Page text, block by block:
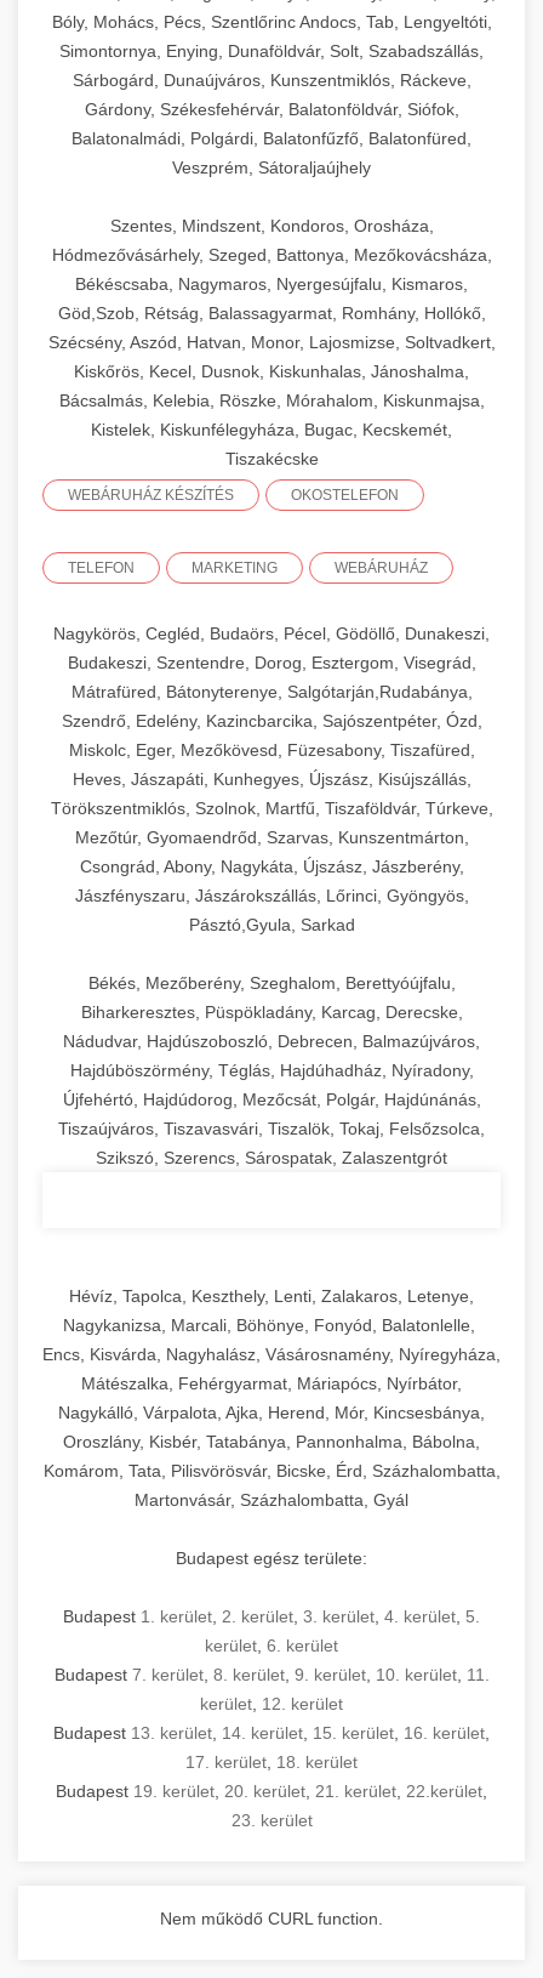
Bóly, Mohács, Pécs, Szentlőrinc Andocs, Tab, Lengyeltóti,
Simontornya, Enying, Dunaföldvár, Solt, Szabadszállás,
Sárbogárd, Dunaújváros, Kunszentmiklós, Ráckeve,
Gárdony, Székesfehérvár, Balatonföldvár, Siófok,
Balatonalmádi, Polgárdi, Balatonfűzfő, Balatonfüred,
Veszprém, Sátoraljaújhely
Szentes, Mindszent, Kondoros, Orosháza,
Hódmezővásárhely, Szeged, Battonya, Mezőkovácsháza,
Békéscsaba, Nagymaros, Nyergesújfalu, Kismaros,
Göd,Szob, Rétság, Balassagyarmat, Romhány, Hollókő,
Szécsény, Aszód, Hatvan, Monor, Lajosmizse, Soltvadkert,
Kiskőrös, Kecel, Dusnok, Kiskunhalas, Jánoshalma,
Bácsalmás, Kelebia, Röszke, Mórahalom, Kiskunmajsa,
Kistelek, Kiskunfélegyháza, Bugac, Kecskemét,
Tiszakécske
WEBÁRUHÁZ KÉSZÍTÉS OKOSTELEFON
TELEFON MARKETING WEBÁRUHÁZ
Nagykörös, Cegléd, Budaörs, Pécel, Gödöllő, Dunakeszi,
Budakeszi, Szentendre, Dorog, Esztergom, Visegrád,
Mátrafüred, Bátonyterenye, Salgótarján,Rudabánya,
Szendrő, Edelény, Kazincbarcika, Sajószentpéter, Ózd,
Miskolc, Eger, Mezőkövesd, Füzesabony, Tiszafüred,
Heves, Jászapáti, Kunhegyes, Újszász, Kisújszállás,
Törökszentmiklós, Szolnok, Martfű, Tiszaföldvár, Túrkeve,
Mezőtúr, Gyomaendrőd, Szarvas, Kunszentmárton,
Csongrád, Abony, Nagykáta, Újszász, Jászberény,
Jászfényszaru, Jászárokszállás, Lőrinci, Gyöngyös,
Pásztó,Gyula, Sarkad
Békés, Mezőberény, Szeghalom, Berettyóújfalu,
Biharkeresztes, Püspökladány, Karcag, Derecske,
Nádudvar, Hajdúszoboszló, Debrecen, Balmazújváros,
Hajdúböszörmény, Téglás, Hajdúhadház, Nyíradony,
Újfehértó, Hajdúdorog, Mezőcsát, Polgár, Hajdúnánás,
Tiszaújváros, Tiszavasvári, Tiszalök, Tokaj, Felsőzsolca,
Szikszó, Szerencs, Sárospatak, Zalaszentgrót
Hévíz, Tapolca, Keszthely, Lenti, Zalakaros, Letenye,
Nagykanizsa, Marcali, Böhönye, Fonyód, Balatonlelle,
Encs, Kisvárda, Nagyhalász, Vásárosnamény, Nyíregyháza,
Mátészalka, Fehérgyarmat, Máriapócs, Nyírbátor,
Nagykálló, Várpalota, Ajka, Herend, Mór, Kincsesbánya,
Oroszlány, Kisbér, Tatabánya, Pannonhalma, Bábolna,
Komárom, Tata, Pilisvörösvár, Bicske, Érd, Százhalombatta,
Martonvásár, Százhalombatta, Gyál
Budapest egész területe:
Budapest 1. kerület 2. kerület 3. kerület 4. kerület 5.
kerület 6. kerület
Budapest 7. kerület, 8. kerület, 9. kerület, 10. kerület, 11.
kerület 12. kerület
Budapest 13. kerület 14. kerület 15. kerület 16. kerület
17. kerület 18. kerület
Budapest 19. kerület 20. kerület 21. kerület 22.kerület
23. kerület
Nem működő CURL function.